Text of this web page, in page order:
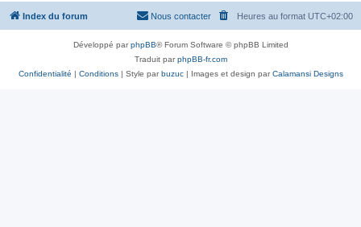
Index du forum Heures au format UTC+02:00
Nous contacter
Développé parphpBB® Forum Software © phpBB Limited
Traduit parphpBB-fr.com
Confidentialité | Conditions| Style parbuzuc| Images et design parCalamansi Designs